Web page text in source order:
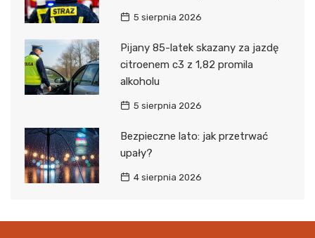
5 sierpnia 2026
Pijany 85-latek skazany za jazdę
citroenem c3 z 1,82 promila
alkoholu
5 sierpnia 2026
Bezpieczne lato: jak przetrwać
upały?
4 sierpnia 2026